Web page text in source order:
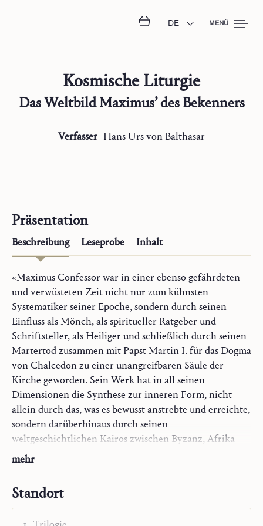
DE MENÜ
Kosmische Liturgie
Das Weltbild Maximus’ des Bekenners
Verfasser Hans Ursvon Balthasar
Präsentation
Beschreibung Leseprobe Inhalt
«Maximus Confessor war in einer ebenso gefährdeten
und verwüsteten Zeit nicht nur zum kühnsten
Systematiker seiner Epoche, sondern durch seinen
Einfluss als Mönch, als spiritueller Ratgeber und
Schriftsteller, als Heiliger und schließlich durch seinen
Martertod zusammen mit Papst Martin I. für das Dogma
von Chalcedon zu einer unangreifbaren Säule der
Kirche geworden. Sein Werk hat in all seinen
Dimensionen die Synthese zur inneren Form, nicht
allein durch das, was es bewusst anstrebte und erreichte,
sondern darüberhinaus durch seinen
weltgeschichtlichen Kairos zwischen Byzanz, Afrika
und Rom, zwischen Patristik und byzantinisch-
östlicher und westlicher Theologie und Spiritualität
überhaupt.» (19)
mehr
Standort